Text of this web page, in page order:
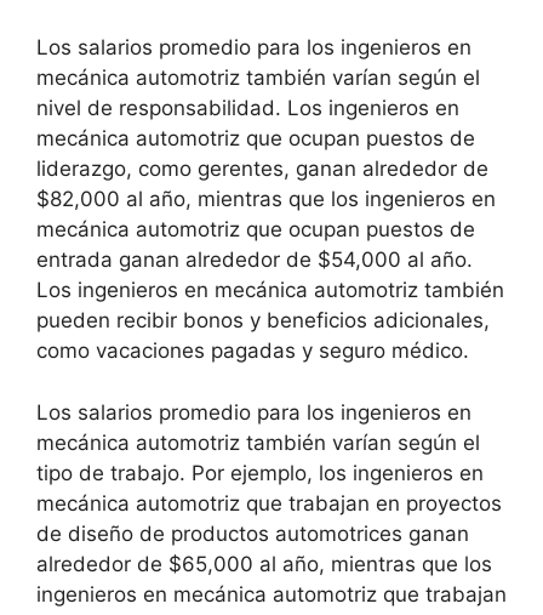
Los salarios promedio para los ingenieros en
mecánica automotriz también varían según el
nivel de responsabilidad. Los ingenieros en
mecánica automotriz que ocupan puestos de
liderazgo, como gerentes, ganan alrededor de
$82,000 al año, mientras que los ingenieros en
mecánica automotriz que ocupan puestos de
entrada ganan alrededor de $54,000 al año.
Los ingenieros en mecánica automotriz también
pueden recibir bonos y beneficios adicionales,
como vacaciones pagadas y seguro médico.
Los salarios promedio para los ingenieros en
mecánica automotriz también varían según el
tipo de trabajo. Por ejemplo, los ingenieros en
mecánica automotriz que trabajan en proyectos
de diseño de productos automotrices ganan
alrededor de $65,000 al año, mientras que los
ingenieros en mecánica automotriz que trabajan